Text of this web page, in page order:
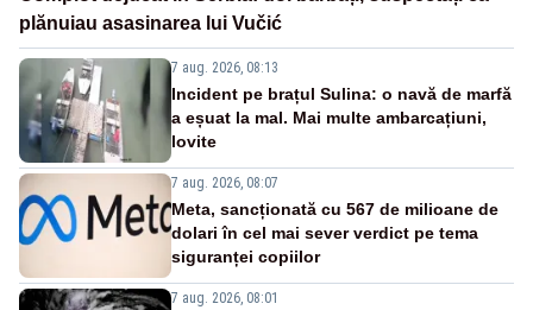
plănuiau asasinarea lui Vučić
7 aug. 2026, 08:13
Incident pe brațul Sulina: o navă de marfă
a eșuat la mal. Mai multe ambarcațiuni,
lovite
7 aug. 2026, 08:07
Meta, sancționată cu 567 de milioane de
dolari în cel mai sever verdict pe tema
siguranței copiilor
7 aug. 2026, 08:01